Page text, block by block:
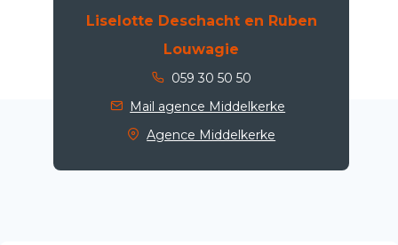
Liselotte Deschacht en Ruben
Louwagie
059 30 50 50
Mail agence Middelkerke
Agence Middelkerke